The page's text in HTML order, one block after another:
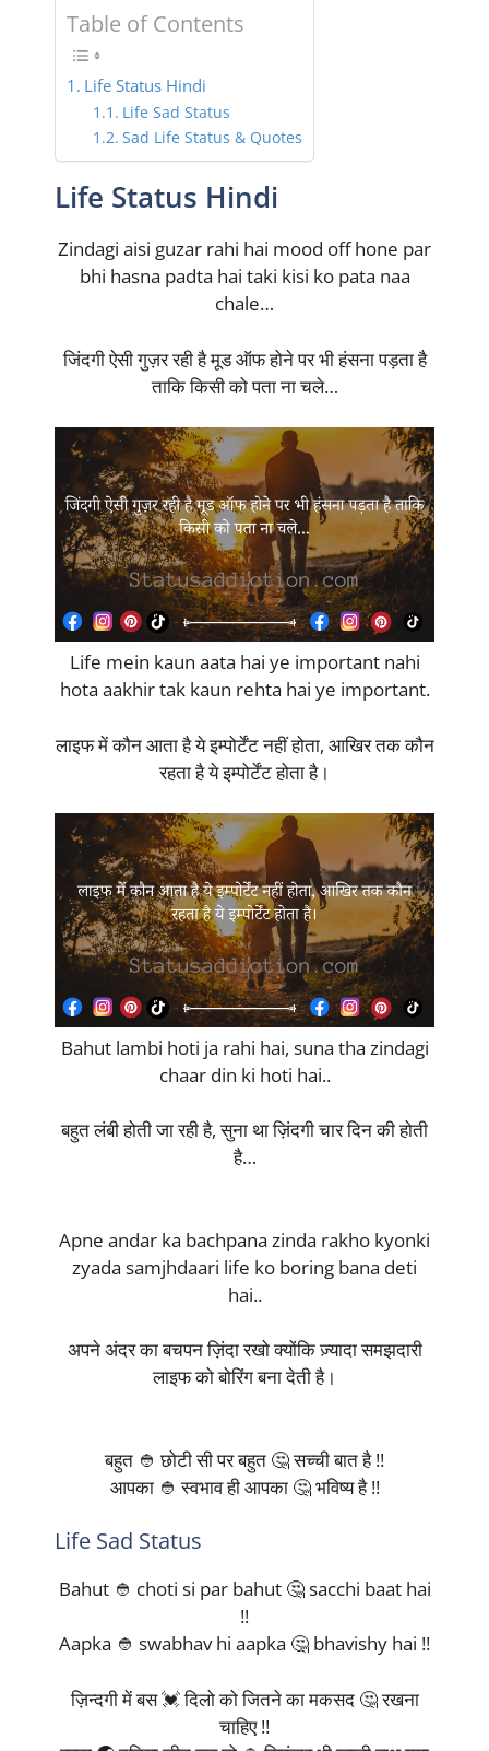
Table of Contents
Life Status Hindi
Life Sad Status
Sad Life Status & Quotes
Life Status Hindi
Zindagi aisi guzar rahi hai mood off hone par
bhi hasna padta hai taki kisi ko pata naa
chale…
जिंदगी ऐसी गुज़र रही है मूड ऑफ होने पर भी हंसना पड़ता है
ताकि किसी को पता ना चले…
Life mein kaun aata hai ye important nahi
hota aakhir tak kaun rehta hai ye important.
लाइफ में कौन आता है ये इम्पोर्टेंट नहीं होता, आखिर तक कौन
रहता है ये इम्पोर्टेंट होता है।
Bahut lambi hoti ja rahi hai, suna tha zindagi
chaar din ki hoti hai..
बहुत लंबी होती जा रही है, सुना था ज़िंदगी चार दिन की होती
है…
Apne andar ka bachpana zinda rakho kyonki
zyada samjhdaari life ko boring bana deti
hai..
अपने अंदर का बचपन ज़िंदा रखो क्योंकि ज़्यादा समझदारी
लाइफ को बोरिंग बना देती है।
बहुत 👲 छोटी सी पर बहुत 🤔 सच्ची बात है !!
आपका 👲 स्वभाव ही आपका 🤔 भविष्य है !!
Life Sad Status
Bahut 👲 choti si par bahut 🤔 sacchi baat hai
!!
Aapka 👲 swabhav hi aapka 🤔 bhavishy hai !!
ज़िन्दगी में बस 💓 दिलो को जितने का मकसद 🤔 रखना
चाहिए !!